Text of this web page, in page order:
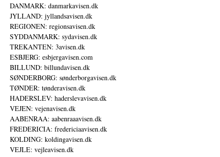
DANMARK: danmarkavisen.dk
JYLLAND: jyllandsavisen.dk
REGIONEN: regionsavisen.dk
SYDDANMARK: sydavisen.dk
TREKANTEN: 3avisen.dk
ESBJERG: esbjergavisen.com
BILLUND: billundavisen.dk
SØNDERBORG: sønderborgavisen.dk
TØNDER: tønderavisen.dk
HADERSLEV: haderslevavisen.dk
VEJEN: vejenavisen.dk
AABENRAA: aabenraaavisen.dk
FREDERICIA: fredericiaavisen.dk
KOLDING: koldingavisen.dk
VEJLE: vejleavisen.dk